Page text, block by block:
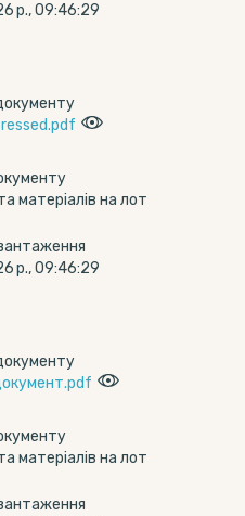
р., 09:46:29
матеріалів на лот
р., 09:46:29
матеріалів на лот